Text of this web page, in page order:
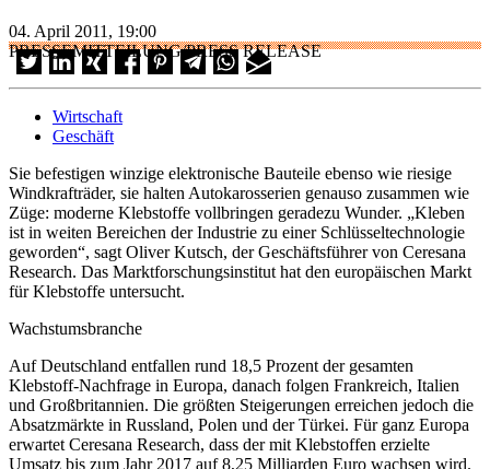
04. April 2011, 19:00
PRESSEMITTEILUNG/PRESS RELEASE
Wirtschaft
Geschäft
Sie befestigen winzige elektronische Bauteile ebenso wie riesige
Windkrafträder, sie halten Autokarosserien genauso zusammen wie
Züge: moderne Klebstoffe vollbringen geradezu Wunder. „Kleben
ist in weiten Bereichen der Industrie zu einer Schlüsseltechnologie
geworden“, sagt Oliver Kutsch, der Geschäftsführer von Ceresana
Research. Das Marktforschungsinstitut hat den europäischen Markt
für Klebstoffe untersucht.
Wachstumsbranche
Auf Deutschland entfallen rund 18,5 Prozent der gesamten
Klebstoff-Nachfrage in Europa, danach folgen Frankreich, Italien
und Großbritannien. Die größten Steigerungen erreichen jedoch die
Absatzmärkte in Russland, Polen und der Türkei. Für ganz Europa
erwartet Ceresana Research, dass der mit Klebstoffen erzielte
Umsatz bis zum Jahr 2017 auf 8,25 Milliarden Euro wachsen wird.